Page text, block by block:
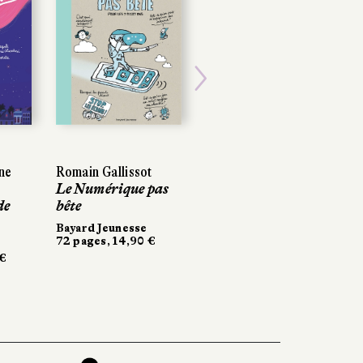
Romain Gallissot
Le Numérique pas
bête
Bayard Jeunesse
72 pages, 14,90 €